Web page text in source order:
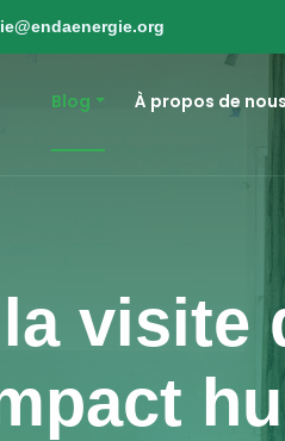
Blog À propos de nous
visite